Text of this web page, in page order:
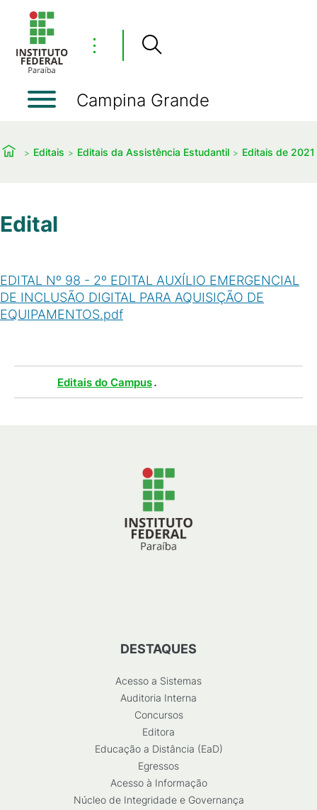
⋮
Campina Grande
Editais Editais da Assistência Estudantil Editais de 2021
Edital
EDITAL Nº 98 - 2º EDITAL AUXÍLIO EMERGENCIAL
DE INCLUSÃO DIGITAL PARA AQUISIÇÃO DE
EQUIPAMENTOS.pdf
Editais do Campus.
DESTAQUES
Acesso a Sistemas
Auditoria Interna
Concursos
Editora
Educação a Distância (EaD)
Egressos
Acesso à Informação
Núcleo de Integridade e Governança